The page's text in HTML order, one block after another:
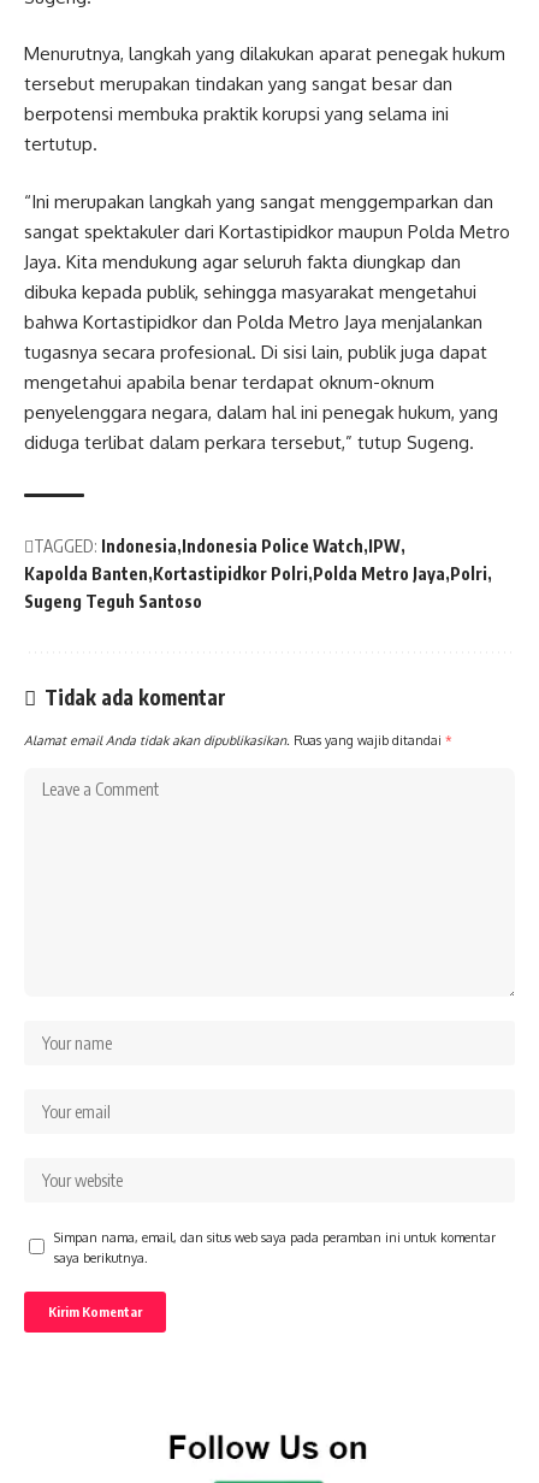
Menurutnya, langkah yang dilakukan aparat penegak hukum
tersebut merupakan tindakan yang sangat besar dan
berpotensi membuka praktik korupsi yang selama ini
tertutup.
“Ini merupakan langkah yang sangat menggemparkan dan
sangat spektakuler dari Kortastipidkor maupun Polda Metro
Jaya. Kita mendukung agar seluruh fakta diungkap dan
dibuka kepada publik, sehingga masyarakat mengetahui
bahwa Kortastipidkor dan Polda Metro Jaya menjalankan
tugasnya secara profesional. Di sisi lain, publik juga dapat
mengetahui apabila benar terdapat oknum-oknum
penyelenggara negara, dalam hal ini penegak hukum, yang
diduga terlibat dalam perkara tersebut,” tutup Sugeng.
TAGGED: Indonesia Indonesia Police Watch IPW
Kapolda Banten Kortastipidkor Polri Polda Metro Jaya Polri
Sugeng Teguh Santoso
Tidak ada komentar
Alamat email Anda tidak akan dipublikasikan. Ruas yang wajib ditandai *
Simpan nama, email, dan situs web saya pada peramban ini untuk komentar
saya berikutnya.